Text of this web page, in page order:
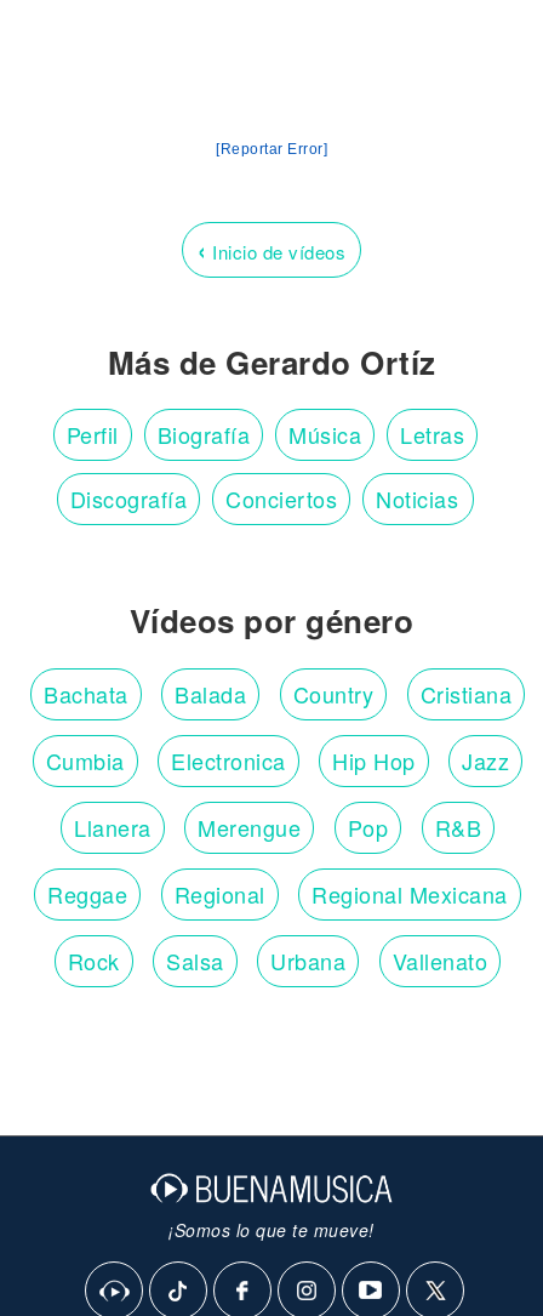
[Reportar Error]
‹ Inicio de vídeos
Más de Gerardo Ortíz
Perfil Biografía Música Letras
Discografía Conciertos Noticias
Vídeos por género
Bachata Balada Country Cristiana
Cumbia Electronica Hip Hop Jazz
Llanera Merengue Pop R&B
Reggae Regional Regional Mexicana
Rock Salsa Urbana Vallenato
¡Somos lo que te mueve!